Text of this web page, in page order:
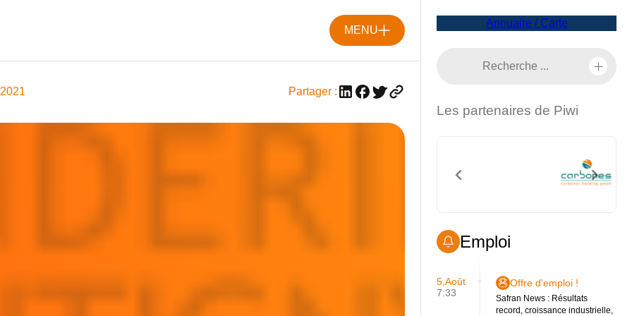
MENU
Partager :
Annuaire / Carte
Les partenaires de Piwi
Emploi
5,Août
7:33
Offre d'emploi !
Safran News : Résultats
record, croissance industrielle,